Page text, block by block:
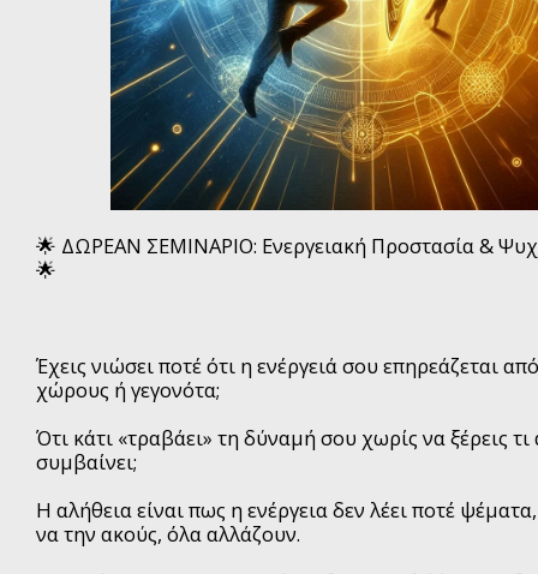
🌟 ΔΩΡΕΑΝ ΣΕΜΙΝΑΡΙΟ: Ενεργειακή Προστασία &
🌟
Έχεις νιώσει ποτέ ότι η ενέργειά σου επηρεάζεται
χώρους ή γεγονότα;
Ότι κάτι «τραβάει» τη δύναμή σου χωρίς να ξέρεις
συμβαίνει;
Η αλήθεια είναι πως η ενέργεια δεν λέει ποτέ
να την ακούς, όλα αλλάζουν.